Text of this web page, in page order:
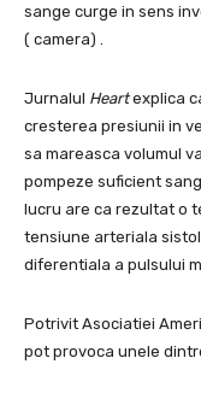
sange curge in sens
( camera) .
Jurnalul Heartexplica
cresterea presiunii in
sa mareasca volumul
pompeze suficient
lucru are ca rezultat o
tensiune arteriala
diferentiala a pulsului
Potrivit Asociatiei
pot provoca unele